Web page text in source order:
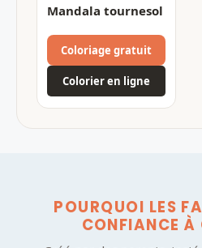
Mandala tournesol
Coloriage gratuit
Colorier en ligne
POURQUOI LES
CONFIANCE